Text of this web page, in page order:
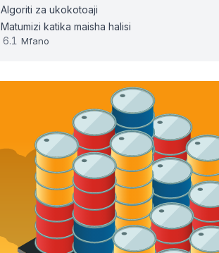
Algoriti za ukokotoaji
Matumizi katika maisha halisi
Mfano